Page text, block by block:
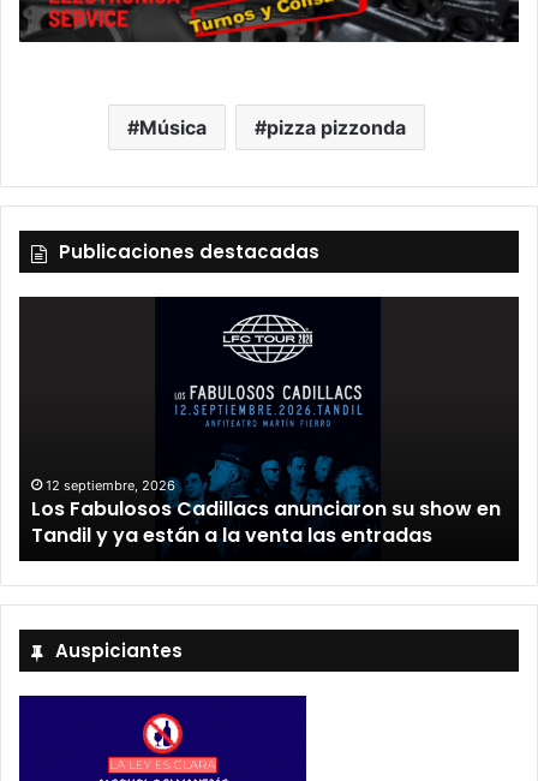
Música pizza pizzonda
Publicaciones destacadas
12 septiembre, 2026
Los Fabulosos Cadillacs anunciaron su show en
Tandil y ya están a la venta las entradas
Auspiciantes